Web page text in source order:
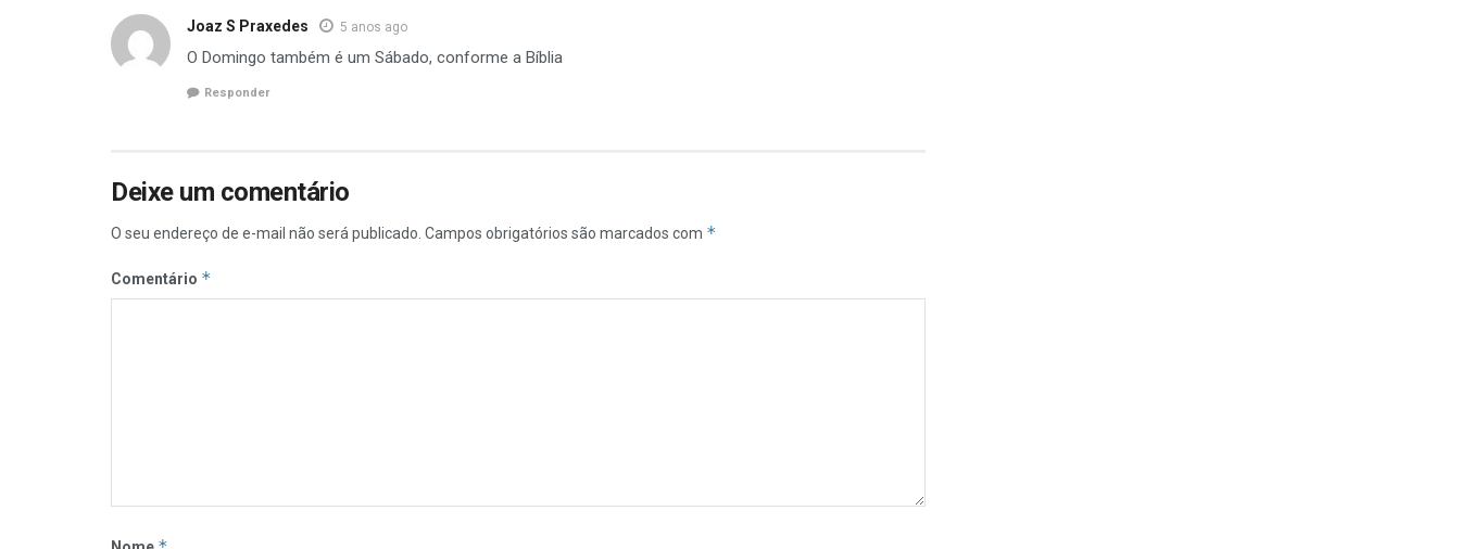
Joaz S Praxedes 5 anos ago
O Domingo também é um Sábado, conforme a Bíblia
Responder
Deixe um comentário
O seu endereço de e-mail não será publicado. Campos obrigatórios são marcados com *
Comentário *